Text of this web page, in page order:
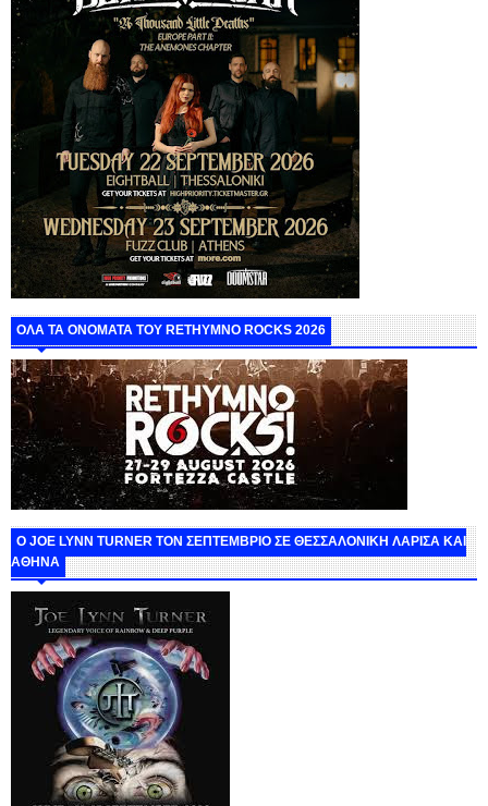
ΟΛΑ ΤΑ ΟΝΟΜΑΤΑ ΤΟΥ RETHYMNO ROCKS 2026
O JOE LYNN TURNER ΤΟΝ ΣΕΠΤΕΜΒΡΙΟ ΣΕ ΘΕΣΣΑΛΟΝΙΚΗ ΛΑΡΙΣΑ ΚΑΙ
ΑΘΗΝΑ